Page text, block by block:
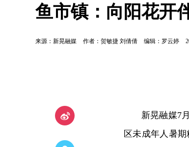
鱼市镇：向阳花开
来源：新晃融媒 作者：贺敏捷 刘倩倩 编辑：罗云婷
新晃融媒7
区未成年人暑